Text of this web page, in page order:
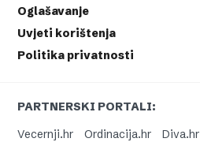
Oglašavanje
Uvjeti korištenja
Politika privatnosti
PARTNERSKI PORTALI:
Vecernji.hr
Ordinacija.hr Diva.hr